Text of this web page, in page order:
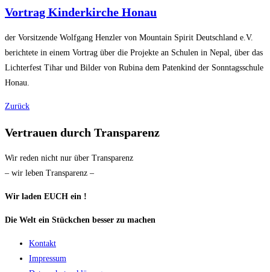
Vortrag Kinderkirche Honau
der Vorsitzende Wolfgang Henzler von Mountain Spirit Deutschland e.V.
berichtete in einem Vortrag über die Projekte an Schulen in Nepal, über das
Lichterfest Tihar und Bilder von Rubina dem Patenkind der Sonntagsschule
Honau.
Zurück
Vertrauen durch Transparenz
Wir reden nicht nur über Transparenz
– wir leben Transparenz –
Wir laden EUCH ein !
Die Welt ein Stückchen besser zu machen
Kontakt
Impressum